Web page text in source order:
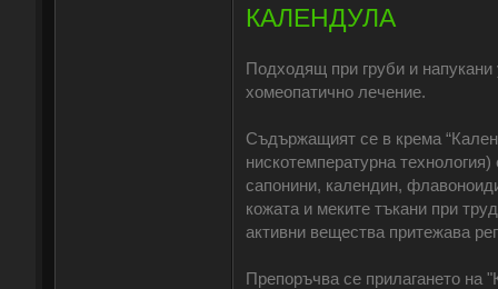
КАЛЕНДУЛА
Подходящ при груби и
хомеопатично лечение.
Съдържащият се в крема
нискотемпературна
сапонини, календин,
кожата и меките тъкани при
активни вещества притежава
Препоръчва се прилагането на